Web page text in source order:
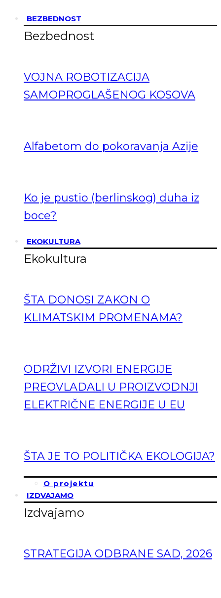
BEZBEDNOST
Bezbednost
VOJNA ROBOTIZACIJA
SAMOPROGLAŠENOG KOSOVA
Alfabetom do pokoravanja Azije
Ko je pustio (berlinskog) duha iz
boce?
EKOKULTURA
Ekokultura
ŠTA DONOSI ZAKON O
KLIMATSKIM PROMENAMA?
ODRŽIVI IZVORI ENERGIJE
PREOVLADALI U PROIZVODNJI
ELEKTRIČNE ENERGIJE U EU
ŠTA JE TO POLITIČKA EKOLOGIJA?
O projektu
IZDVAJAMO
Izdvajamo
STRATEGIJA ODBRANE SAD, 2026